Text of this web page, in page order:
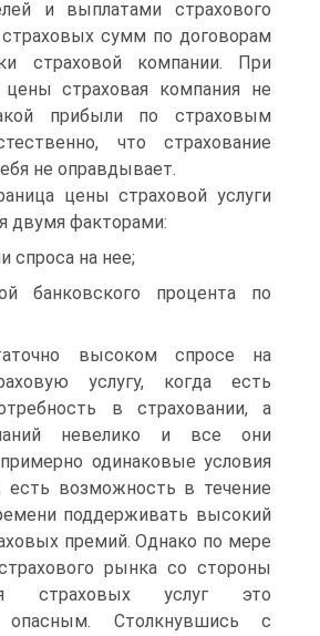
и выплатами страхового
сумм по договорам
страховой компании. При
страховая компания не
прибыли по страховым
что страхование
не оправдывает.
цены страховой услуги
двумя факторами:
спроса на нее;
банковского процента по
высоком спросе на
услугу, когда есть
в страховании, а
невелико и все они
одинаковые условия
есть возможность в течение
поддерживать высокий
премий. Однако по мере
рынка со стороны
страховых услуг это
опасным. Столкнувшись с